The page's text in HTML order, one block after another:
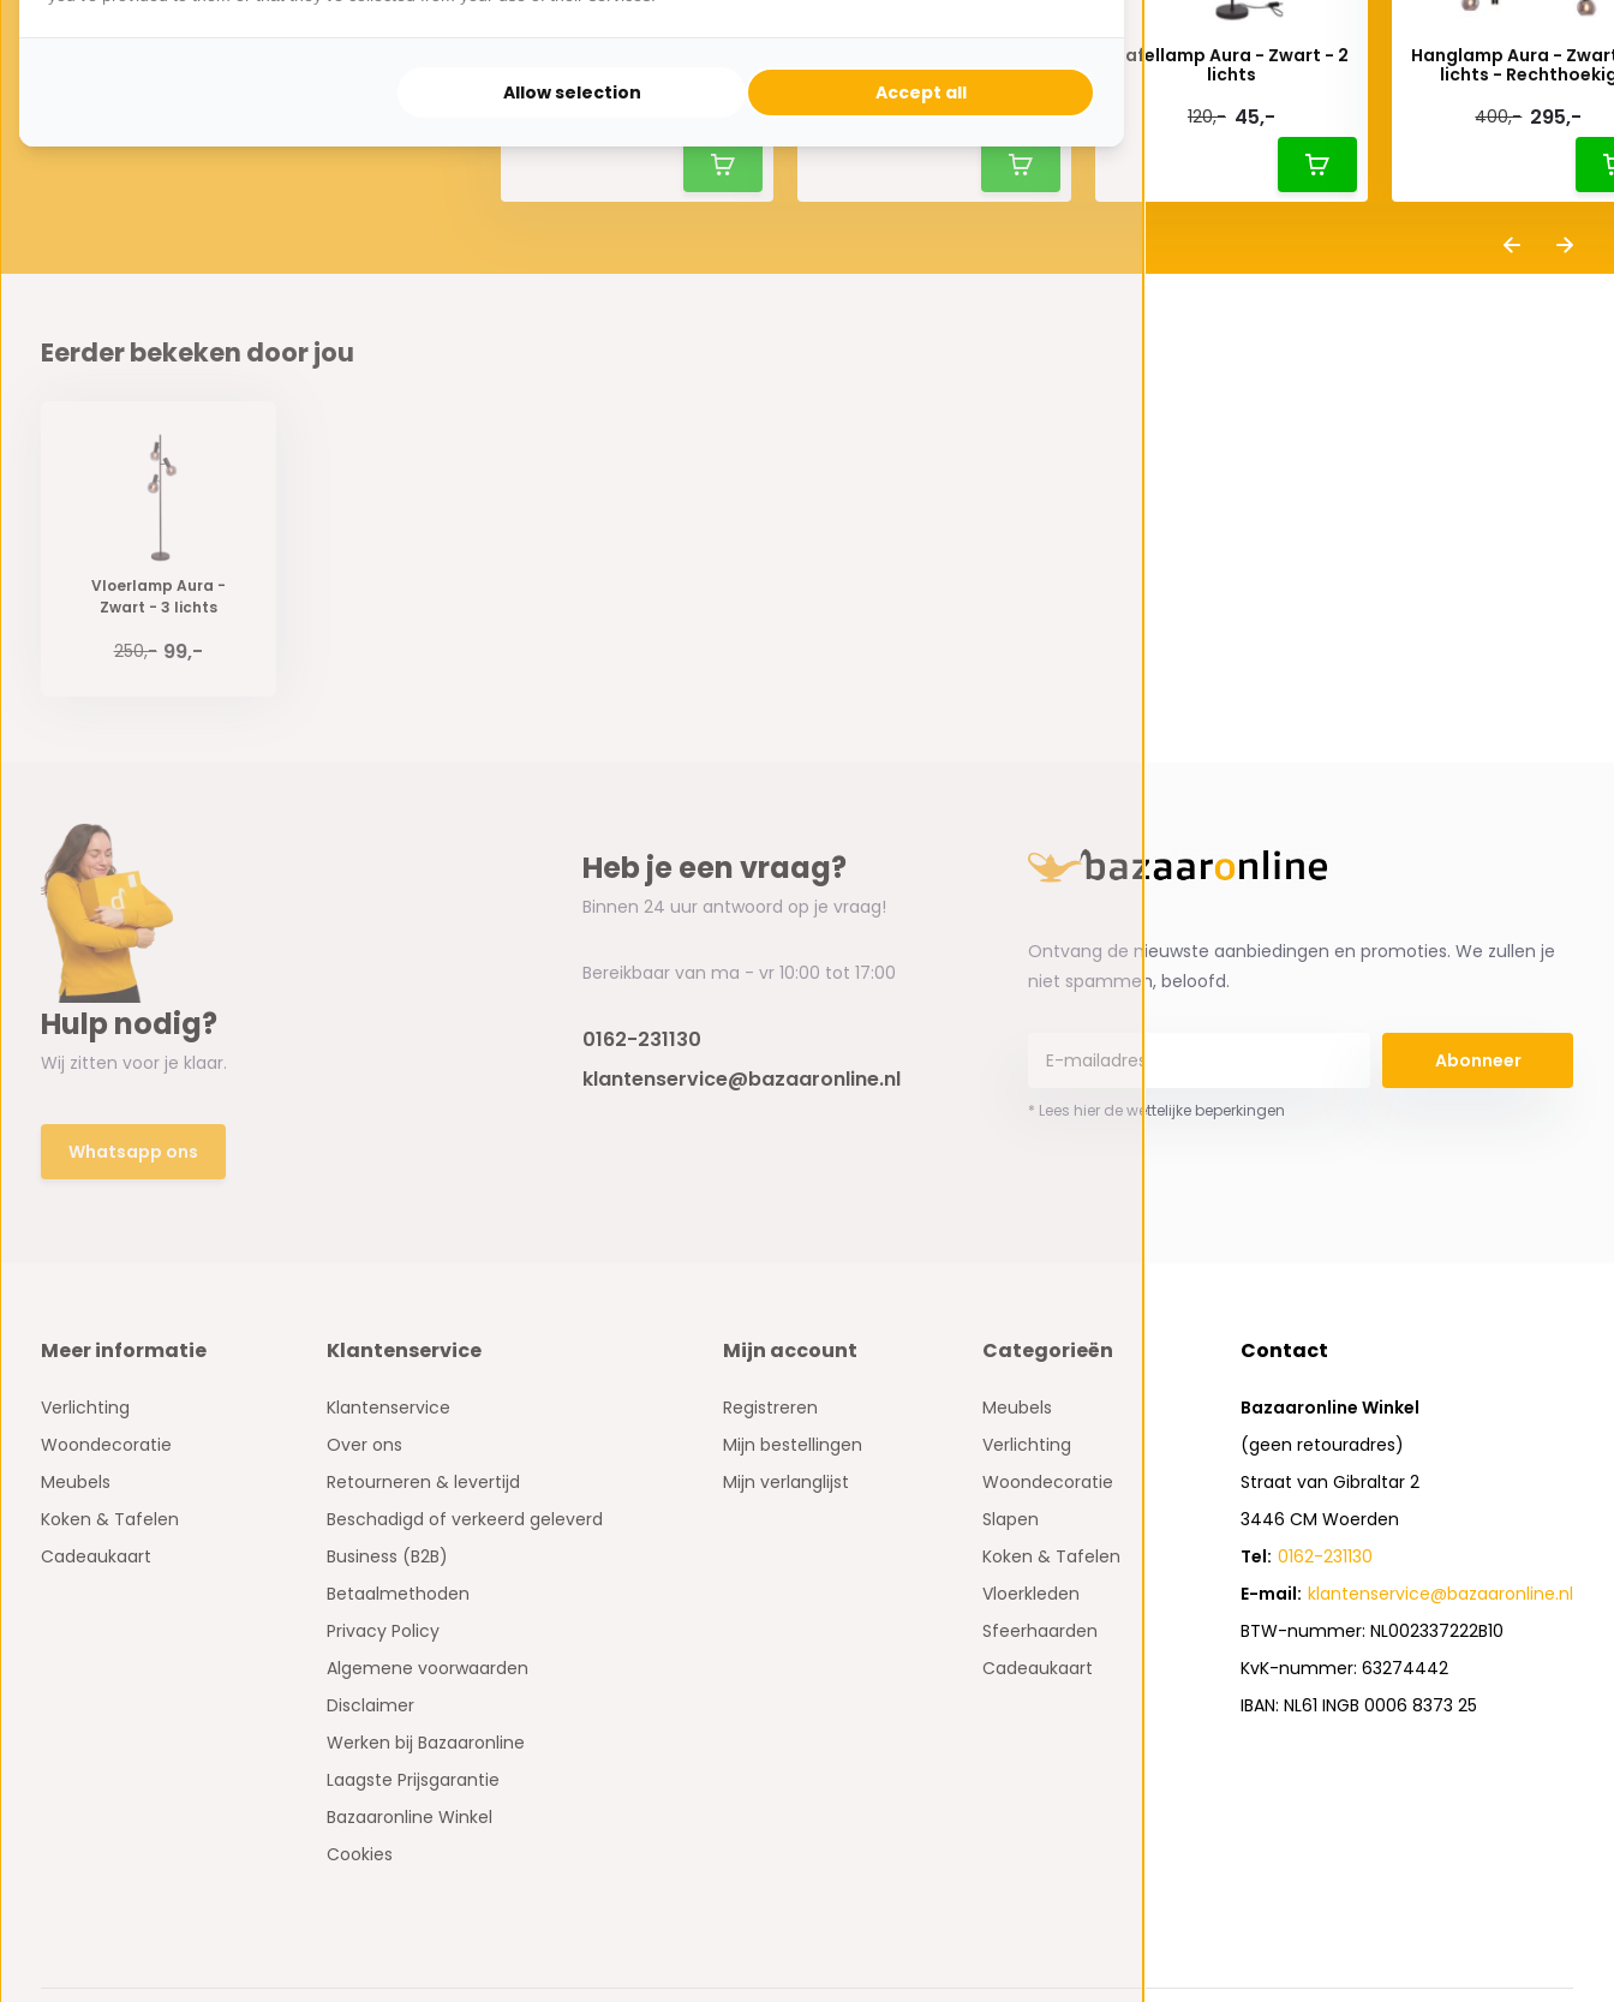
Glazenbollen:3x bol ø 15 cm
Gerelateerde
3 lichts
100,- 69,-
Tafellamp Aura - Zwart - 2
lichts
120,- 45,-
Hanglamp Aura -
lichts -
400,- 295,-
Eerder bekeken door jou
Vloerlamp Aura -
Zwart - 3 lichts
250,- 99,-
Hulp nodig?
Wij zitten voor je klaar.
Whatsapp ons
Heb je een vraag?
Binnen 24 uur antwoord op je vraag!
Bereikbaar van ma - vr 10:00 tot 17:00
0162-231130
klantenservice@bazaaronline.nl
Ontvang de nieuwste aanbiedingen en promoties. We zullen je
niet spammen, beloofd.
Abonneer
* Lees hier de wettelijke beperkingen
Meer informatie
Verlichting
Woondecoratie
Meubels
Koken & Tafelen
Cadeaukaart
Klantenservice
Klantenservice
Over ons
Retourneren & levertijd
Beschadigd of verkeerd geleverd
Business (B2B)
Betaalmethoden
Privacy Policy
Algemene voorwaarden
Disclaimer
Werken bij Bazaaronline
Laagste Prijsgarantie
Bazaaronline Winkel
Cookies
Mijn account
Registreren
Mijn bestellingen
Mijn verlanglijst
Categorieën
Meubels
Verlichting
Woondecoratie
Slapen
Koken & Tafelen
Vloerkleden
Sfeerhaarden
Cadeaukaart
Contact
Bazaaronline Winkel
(geen retouradres)
Straat van Gibraltar 2
3446 CM Woerden
Tel: 0162-231130
E-mail: klantenservice@bazaaronline.nl
BTW-nummer: NL002337222B10
KvK-nummer: 63274442
IBAN: NL61 INGB 0006 8373 25
Allow selection Accept all